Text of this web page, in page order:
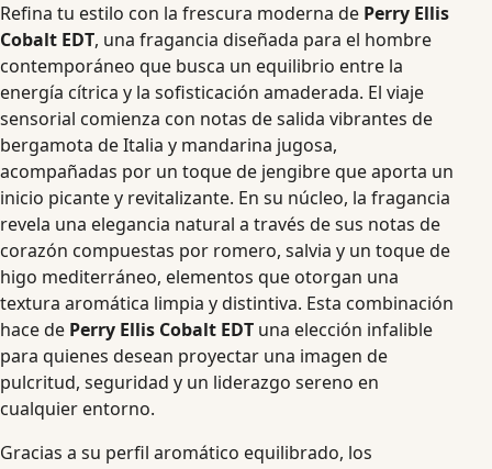
Refina tu estilo con la frescura moderna de Perry Ellis
Cobalt EDT, una fragancia diseñada para el hombre
contemporáneo que busca un equilibrio entre la
energía cítrica y la sofisticación amaderada. El viaje
sensorial comienza con notas de salida vibrantes de
bergamota de Italia y mandarina jugosa,
acompañadas por un toque de jengibre que aporta un
inicio picante y revitalizante. En su núcleo, la fragancia
revela una elegancia natural a través de sus notas de
corazón compuestas por romero, salvia y un toque de
higo mediterráneo, elementos que otorgan una
textura aromática limpia y distintiva. Esta combinación
hace de Perry Ellis Cobalt EDT una elección infalible
para quienes desean proyectar una imagen de
pulcritud, seguridad y un liderazgo sereno en
cualquier entorno.
Gracias a su perfil aromático equilibrado, los